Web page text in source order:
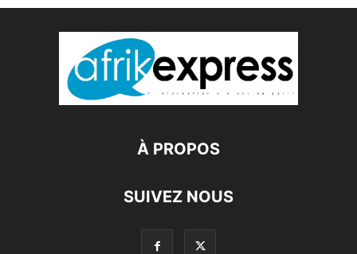
À PROPOS
SUIVEZ NOUS